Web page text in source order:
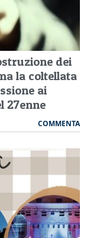
dei
la coltellata
ai
27enne
COMMENTA